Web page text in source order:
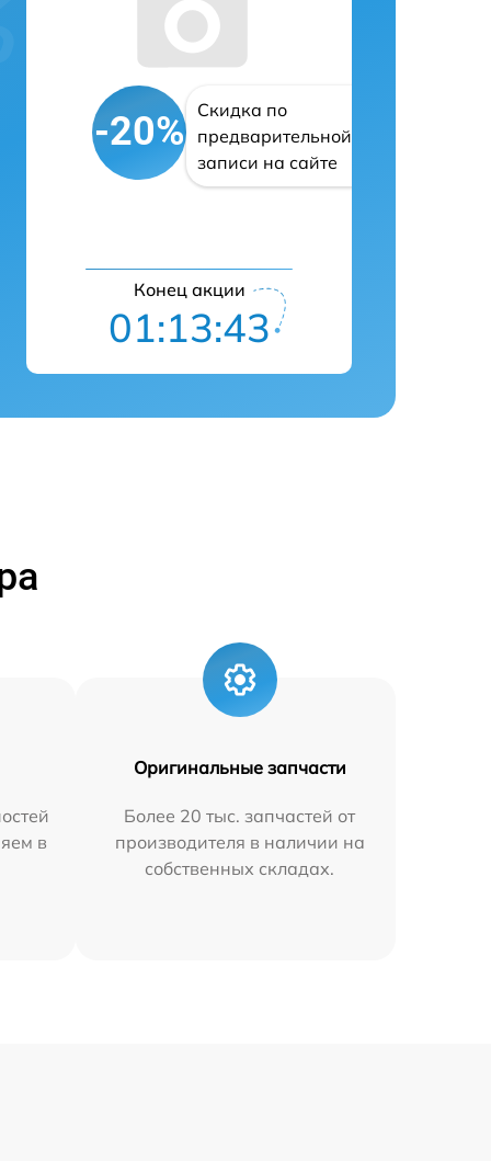
-20%
Скидка по
предварительной
записи на сайте
Конец акции
01:13:42
в
Оригинальные запчасти
Более 20 тыс. запчастей от
производителя в наличии на
собственных складах.